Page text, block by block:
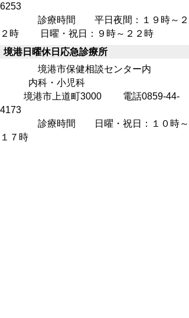
6253
診療時間 平日夜間：１９時～２
２時 日曜・祝日：９時～２２時
境港日曜休日応急診療所
境港市保健相談センター内
内科・小児科
境港市上道町3000 電話0859-44-
4173
診療時間 日曜・祝日：１０時～
１７時